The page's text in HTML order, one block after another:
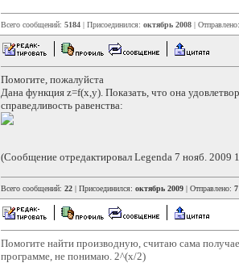
Всего сообщений: 5184 | Присоединился: октябрь 2008 |
Помогите, пожалуйста
Дана функция z=f(x,y). Показать, что она
справедливость равенства:
(Сообщение отредактировал Legenda 7 нояб. 2009
Всего сообщений: 22 | Присоединился: октябрь 2009 | Отправлено:
Помогите найти производную, считаю сама
программе, не понимаю. 2^(x/2)